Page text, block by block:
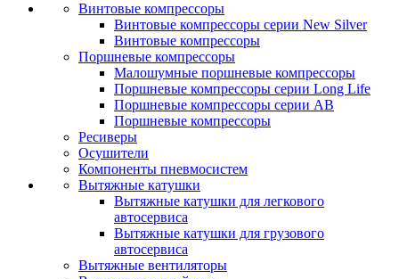
Винтовые компрессоры
Винтовые компрессоры серии New Silver
Винтовые компрессоры
Поршневые компрессоры
Малошумные поршневые компрессоры
Поршневые компрессоры серии Long Life
Поршневые компрессоры серии AB
Поршневые компрессоры
Ресиверы
Осушители
Компоненты пневмосистем
Вытяжные катушки
Вытяжные катушки для легкового
автосервиса
Вытяжные катушки для грузового
автосервиса
Вытяжные вентиляторы